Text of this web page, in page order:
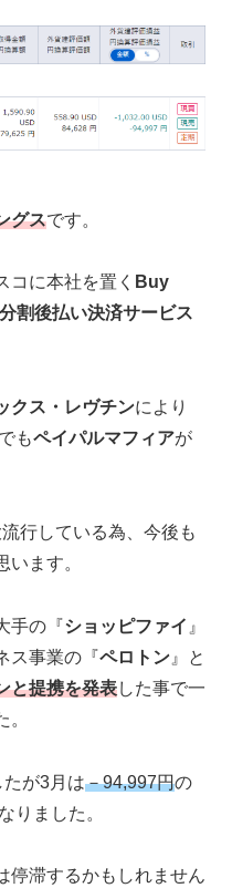
グスです。
コに本社を置く Buy
分割後払い決済サービス
クス・レヴチンにより
もペイパルマフィアが
行している為、今後も
います。
手の『ショッピファイ 』
ス事業の『ペロトン 』と
と提携を発表した事で一
が3月は－94,997円の
りました。
停滞するかもしれません